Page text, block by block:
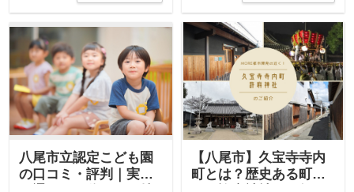
八尾市立認定こども園
の口コミ・評判｜実際
【八尾市】久宝寺寺内
町とは？歴史ある町並